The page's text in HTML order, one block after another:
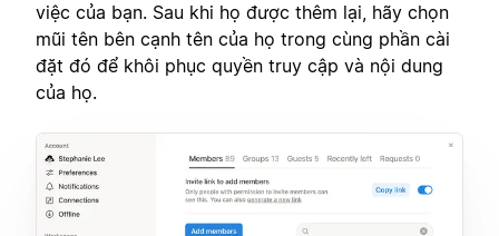
việc của bạn. Sau khi họ được thêm lại, hãy chọn
mũi tên bên cạnh tên của họ trong cùng phần cài
đặt đó để khôi phục quyền truy cập và nội dung
của họ.